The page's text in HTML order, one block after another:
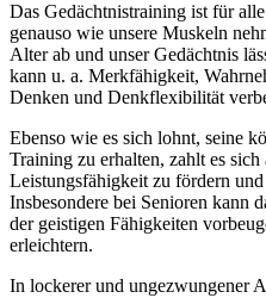
Das Gedächtnistraining ist für
genauso wie unsere Muskeln
Alter ab und unser Gedächtnis
kann u. a. Merkfähigkeit,
Denken und Denkflexibilität
Ebenso wie es sich lohnt, seine
Training zu erhalten, zahlt es sich
Leistungsfähigkeit zu fördern und
Insbesondere bei Senioren kann
der geistigen Fähigkeiten
erleichtern.
In lockerer und ungezwungener